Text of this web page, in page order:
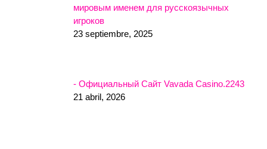
мировым именем для русскоязычных
игроков
23 septiembre, 2025
- Официальный Сайт Vavada Casino.2243
21 abril, 2026